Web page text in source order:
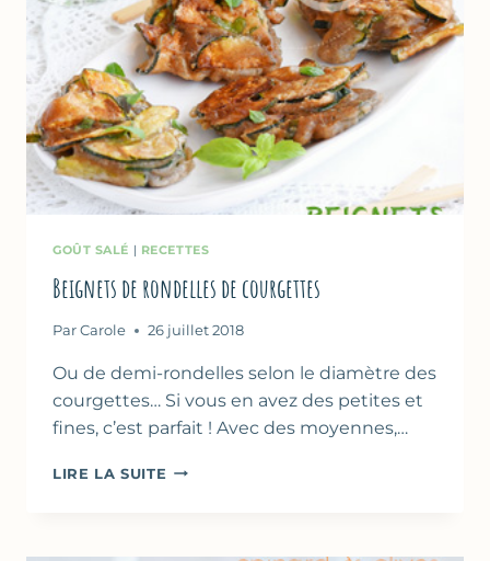
GOÛT SALÉ | RECETTES
Beignets de rondelles de courgettes
Par Carole 26 juillet 2018
Ou de demi-rondelles selon le diamètre des
courgettes… Si vous en avez des petites et
fines, c’est parfait ! Avec des moyennes,…
LIRE LA SUITE BEIGNETS
COURGETTES